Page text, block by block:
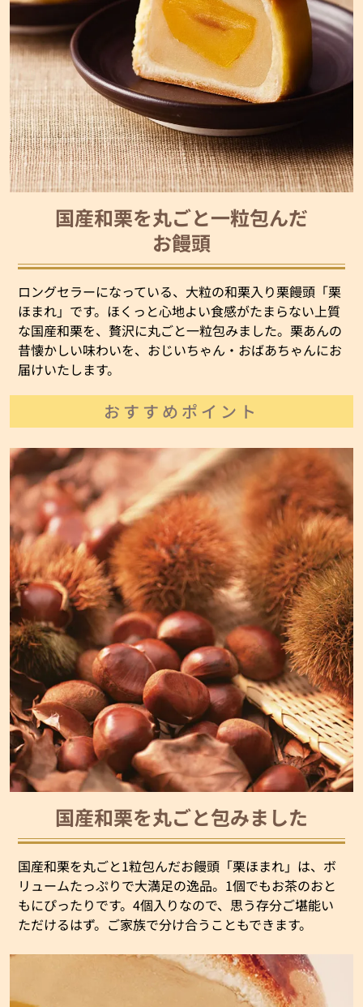
国産和栗を丸ごと一粒包んだ
お饅頭
ロングセラーになっている、大粒の和栗入り栗饅頭「栗
ほまれ」です。ほくっと心地よい食感がたまらない上質
な国産和栗を、贅沢に丸ごと一粒包みました。栗あんの
昔懐かしい味わいを、おじいちゃん・おばあちゃんにお
届けいたします。
おすすめポイント
国産和栗を丸ごと包みました
国産和栗を丸ごと1粒包んだお饅頭「栗ほまれ」は、ボ
リュームたっぷりで大満足の逸品。1個でもお茶のおと
もにぴったりです。4個入りなので、思う存分ご堪能い
ただけるはず。ご家族で分け合うこともできます。